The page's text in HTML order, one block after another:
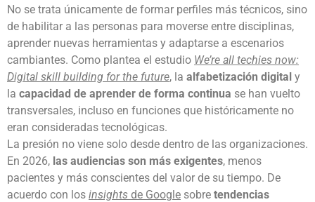
No se trata únicamente de formar perfiles más técnicos, sino
de habilitar a las personas para moverse entre disciplinas,
aprender nuevas herramientas y adaptarse a escenarios
cambiantes. Como plantea el estudio We’re all techies now:
Digital skill building for the future, la alfabetización digital y
la capacidad de aprender de forma continua se han vuelto
transversales, incluso en funciones que históricamente no
eran consideradas tecnológicas.
La presión no viene solo desde dentro de las organizaciones.
En 2026, las audiencias son más exigentes, menos
pacientes y más conscientes del valor de su tiempo. De
acuerdo con los insights de Google sobre tendencias